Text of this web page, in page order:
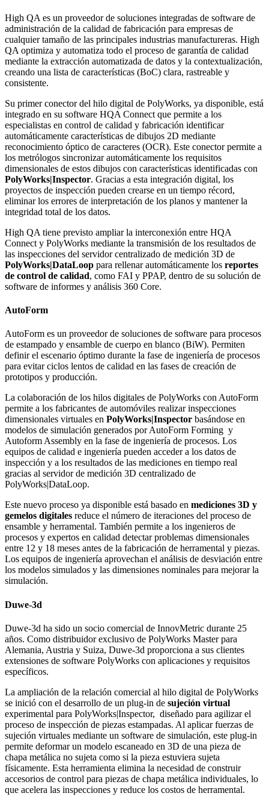
High QA es un proveedor de soluciones integradas de software de
administración de la calidad de fabricación para empresas de
cualquier tamaño de las principales industrias manufactureras. High
QA optimiza y automatiza todo el proceso de garantía de calidad
mediante la extracción automatizada de datos y la contextualización,
creando una lista de características (BoC) clara, rastreable y
consistente.
Su primer conector del hilo digital de PolyWorks, ya disponible, está
integrado en su software HQA Connect que permite a los
especialistas en control de calidad y fabricación identificar
automáticamente características de dibujos 2D mediante
reconocimiento óptico de caracteres (OCR). Este conector permite a
los metrólogos sincronizar automáticamente los requisitos
dimensionales de estos dibujos con características identificadas con
PolyWorks|Inspector. Gracias a esta integración digital, los
proyectos de inspección pueden crearse en un tiempo récord,
eliminar los errores de interpretación de los planos y mantener la
integridad total de los datos.
High QA tiene previsto ampliar la interconexión entre HQA
Connect y PolyWorks mediante la transmisión de los resultados de
las inspecciones del servidor centralizado de medición 3D de
PolyWorks|DataLoop para rellenar automáticamente los reportes
de control de calidad, como FAI y PPAP, dentro de su solución de
software de informes y análisis 360 Core.
AutoForm
AutoForm es un proveedor de soluciones de software para procesos
de estampado y ensamble de cuerpo en blanco (BiW). Permiten
definir el escenario óptimo durante la fase de ingeniería de procesos
para evitar ciclos lentos de calidad en las fases de creación de
prototipos y producción.
La colaboración de los hilos digitales de PolyWorks con AutoForm
permite a los fabricantes de automóviles realizar inspecciones
dimensionales virtuales en PolyWorks|Inspector basándose en
modelos de simulación generados por AutoForm Forming y
Autoform Assembly en la fase de ingeniería de procesos. Los
equipos de calidad e ingeniería pueden acceder a los datos de
inspección y a los resultados de las mediciones en tiempo real
gracias al servidor de medición 3D centralizado de
PolyWorks|DataLoop.
Este nuevo proceso ya disponible está basado en mediciones 3D y
gemelos digitales reduce el número de iteraciones del proceso de
ensamble y herramental. También permite a los ingenieros de
procesos y expertos en calidad detectar problemas dimensionales
entre 12 y 18 meses antes de la fabricación de herramental y piezas.
Los equipos de ingeniería aprovechan el análisis de desviación entre
los modelos simulados y las dimensiones nominales para mejorar la
simulación.
Duwe-3d
Duwe-3d ha sido un socio comercial de InnovMetric durante 25
años. Como distribuidor exclusivo de PolyWorks Master para
Alemania, Austria y Suiza, Duwe-3d proporciona a sus clientes
extensiones de software PolyWorks con aplicaciones y requisitos
específicos.
La ampliación de la relación comercial al hilo digital de PolyWorks
se inició con el desarrollo de un plug-in de sujeción virtual
experimental para PolyWorks|Inspector, diseñado para agilizar el
proceso de inspección de piezas estampadas. Al aplicar fuerzas de
sujeción virtuales mediante un software de simulación, este plug-in
permite deformar un modelo escaneado en 3D de una pieza de
chapa metálica no sujeta como si la pieza estuviera sujeta
físicamente. Esta herramienta elimina la necesidad de construir
accesorios de control para piezas de chapa metálica individuales, lo
que acelera las inspecciones y reduce los costos de herramental.